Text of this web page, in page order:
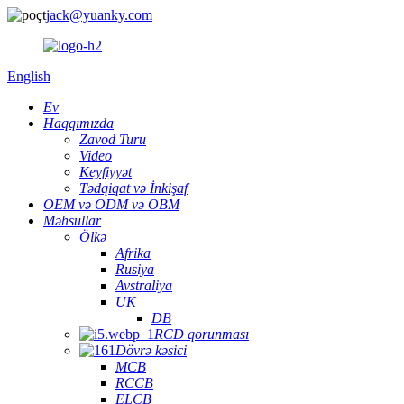
jack@yuanky.com
English
Ev
Haqqımızda
Zavod Turu
Video
Keyfiyyət
Tədqiqat və İnkişaf
OEM və ODM və OBM
Məhsullar
Ölkə
Afrika
Rusiya
Avstraliya
UK
DB
RCD qorunması
Dövrə kəsici
MCB
RCCB
ELCB